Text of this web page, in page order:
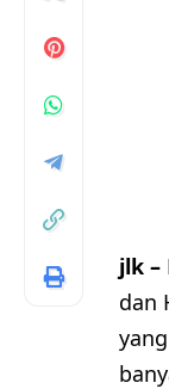
jlk –
dan